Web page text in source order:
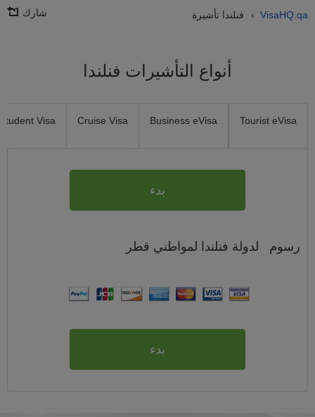
VisaHQ.qa
› فنلندا تأشيرة شارك
أنواع التأشيرات فنلندا
Tourist eVisa
Business eVisa
Cruise Visa
Student Visa
بدء
رسوم لدولة فنلندا لمواطني قطر
بدء